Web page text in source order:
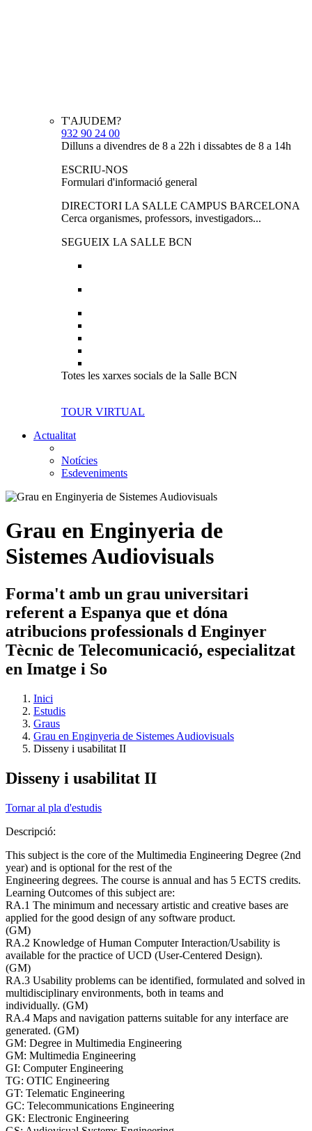
T'AJUDEM?
932 90 24 00
Dilluns a divendres de 8 a 22h i dissabtes de 8 a 14h
ESCRIU-NOS
Formulari d'informació general
DIRECTORI LA SALLE CAMPUS BARCELONA
Cerca organismes, professors, investigadors...
SEGUEIX LA SALLE BCN
Totes les xarxes socials de la Salle BCN
TOUR VIRTUAL
Actualitat
Notícies
Esdeveniments
Grau en Enginyeria de
Sistemes Audiovisuals
Forma't amb un grau universitari
referent a Espanya que et dóna
atribucions professionals d Enginyer
Tècnic de Telecomunicació, especialitzat
en Imatge i So
Inici
Estudis
Graus
Grau en Enginyeria de Sistemes Audiovisuals
Disseny i usabilitat II
Disseny i usabilitat II
Tornar al pla d'estudis
Descripció:
This subject is the core of the Multimedia Engineering Degree (2nd
year) and is optional for the rest of the
Engineering degrees. The course is annual and has 5 ECTS credits.
Learning Outcomes of this subject are:
RA.1 The minimum and necessary artistic and creative bases are
applied for the good design of any software product.
(GM)
RA.2 Knowledge of Human Computer Interaction/Usability is
available for the practice of UCD (User-Centered Design).
(GM)
RA.3 Usability problems can be identified, formulated and solved in
multidisciplinary environments, both in teams and
individually. (GM)
RA.4 Maps and navigation patterns suitable for any interface are
generated. (GM)
GM: Degree in Multimedia Engineering
GM: Multimedia Engineering
GI: Computer Engineering
TG: OTIC Engineering
GT: Telematic Engineering
GC: Telecommunications Engineering
GK: Electronic Engineering